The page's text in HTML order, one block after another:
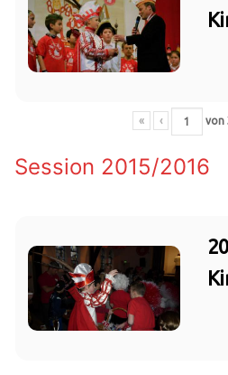
« ‹ von
Session 2015/2016